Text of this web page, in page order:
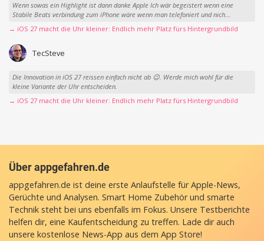
Wenn sowas ein Highlight ist dann danke Apple Ich wär begeistert wenn eine
Stabile Beats verbindung zum iPhone wäre wenn man telefoniert und nich...
→ iOS 27 macht die Uhr kleiner: Endlich mehr Platz fürs Hintergrundbild
TecSteve
Die Innovation in iOS 27 reissen einfach nicht ab 😉. Werde mich wohl für die
kleine Variante der Uhr entscheiden.
→ iOS 27 macht die Uhr kleiner: Endlich mehr Platz fürs Hintergrundbild
Über appgefahren.de
appgefahren.de ist deine erste Anlaufstelle für Apple-News,
Gerüchte und Analysen. Smart Home Zubehör und smarte
Technik steht bei uns ebenfalls im Fokus. Unsere Testberichte
helfen dir, eine Kaufentscheidung zu treffen. Lade dir auch
unsere kostenlose News-App aus dem App Store!